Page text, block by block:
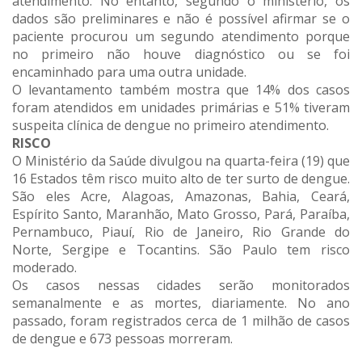
dados são preliminares e não é possível afirmar se o
paciente procurou um segundo atendimento porque
no primeiro não houve diagnóstico ou se foi
encaminhado para uma outra unidade.
O levantamento também mostra que 14% dos casos
foram atendidos em unidades primárias e 51% tiveram
suspeita clínica de dengue no primeiro atendimento.
RISCO
O Ministério da Saúde divulgou na quarta-feira (19) que
16 Estados têm risco muito alto de ter surto de dengue.
São eles Acre, Alagoas, Amazonas, Bahia, Ceará,
Espírito Santo, Maranhão, Mato Grosso, Pará, Paraíba,
Pernambuco, Piauí, Rio de Janeiro, Rio Grande do
Norte, Sergipe e Tocantins. São Paulo tem risco
moderado.
Os casos nessas cidades serão monitorados
semanalmente e as mortes, diariamente. No ano
passado, foram registrados cerca de 1 milhão de casos
de dengue e 673 pessoas morreram.